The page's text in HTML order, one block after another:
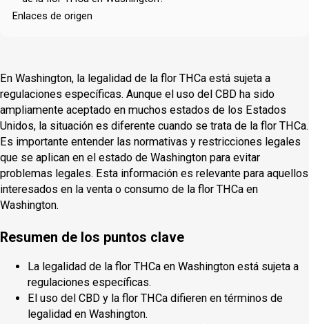
Enlaces de origen
En Washington, la legalidad de la flor THCa está sujeta a
regulaciones específicas. Aunque el uso del CBD ha sido
ampliamente aceptado en muchos estados de los Estados
Unidos, la situación es diferente cuando se trata de la flor THCa.
Es importante entender las normativas y restricciones legales
que se aplican en el estado de Washington para evitar
problemas legales. Esta información es relevante para aquellos
interesados en la venta o consumo de la flor THCa en
Washington.
Resumen de los puntos clave
La legalidad de la flor THCa en Washington está sujeta a
regulaciones específicas.
El uso del CBD y la flor THCa difieren en términos de
legalidad en Washington.